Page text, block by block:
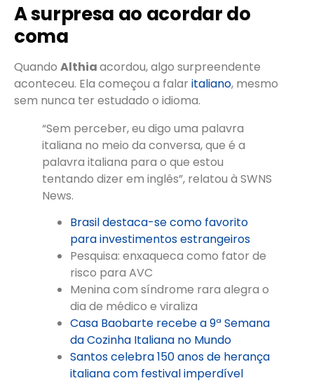
A surpresa ao acordar do
coma
Quando Althiaacordou, algo surpreendente
aconteceu. Ela começou a falar italiano, mesmo
sem nunca ter estudado o idioma.
“Sem perceber, eu digo uma palavra
italiana no meio da conversa, que é a
palavra italiana para o que estou
tentando dizer em inglês”, relatou à SWNS
News.
Brasil destaca-se como favorito
para investimentos estrangeiros
Pesquisa: enxaqueca como fator de
risco para AVC
Menina com síndrome rara alegra o
dia de médico e viraliza
Casa Baobarte recebe a 9ª Semana
da Cozinha Italiana no Mundo
Santos celebra 150 anos de herança
italiana com festival imperdível